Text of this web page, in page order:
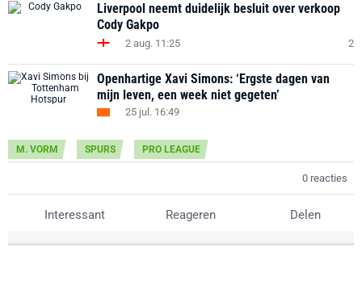
Liverpool neemt duidelijk besluit over verkoop
Cody Gakpo
2 aug. 11:25 2
Openhartige Xavi Simons: ‘Ergste dagen van
mijn leven, een week niet gegeten’
25 jul. 16:49
M. VORM SPURS PRO LEAGUE
0 reacties
Interessant Reageren Delen